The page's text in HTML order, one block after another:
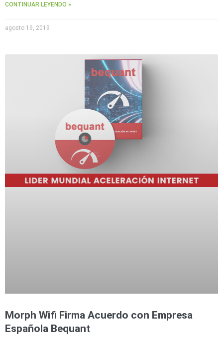
CONTINUAR LEYENDO »
agosto 19, 2019
Morph Wifi Firma Acuerdo con Empresa
Española Bequant